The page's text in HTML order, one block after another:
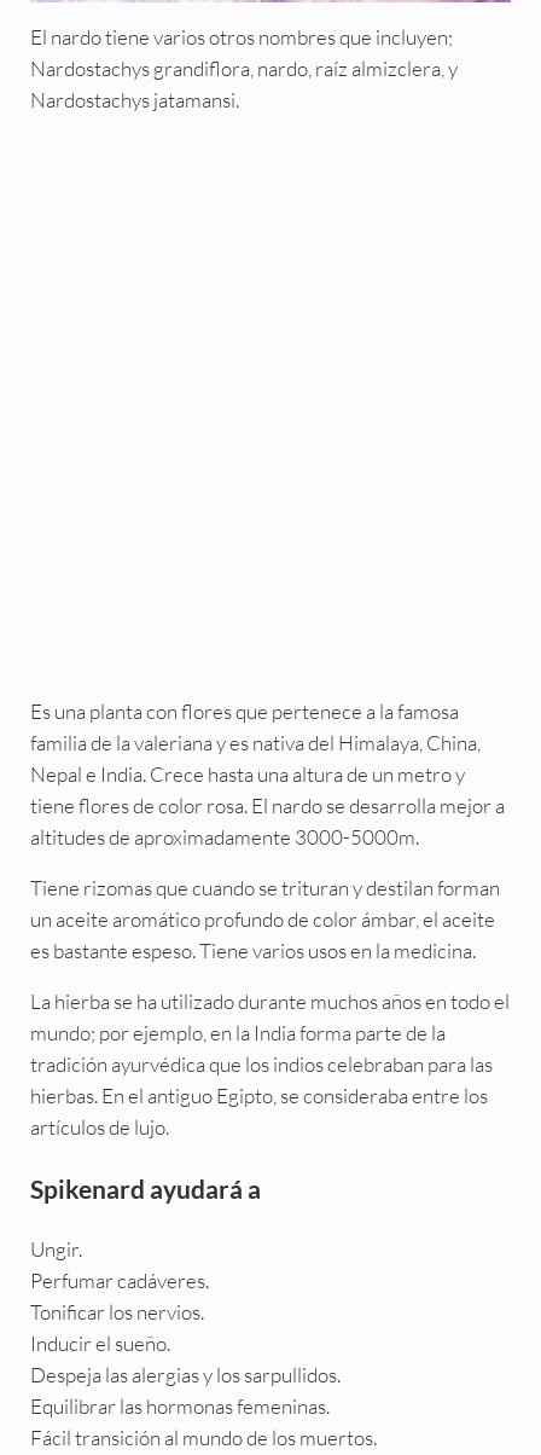
El nardo tiene varios otros nombres que incluyen;
Nardostachys grandiflora, nardo, raíz almizclera, y
Nardostachys jatamansi.
Es una planta con flores que pertenece a la famosa
familia de la valeriana y es nativa del Himalaya, China,
Nepal e India. Crece hasta una altura de un metro y
tiene flores de color rosa. El nardo se desarrolla mejor a
altitudes de aproximadamente 3000-5000m.
Tiene rizomas que cuando se trituran y destilan forman
un aceite aromático profundo de color ámbar, el aceite
es bastante espeso. Tiene varios usos en la medicina.
La hierba se ha utilizado durante muchos años en todo el
mundo; por ejemplo, en la India forma parte de la
tradición ayurvédica que los indios celebraban para las
hierbas. En el antiguo Egipto, se consideraba entre los
artículos de lujo.
Spikenard ayudará a
Ungir.
Perfumar cadáveres.
Tonificar los nervios.
Inducir el sueño.
Despeja las alergias y los sarpullidos.
Equilibrar las hormonas femeninas.
Fácil transición al mundo de los muertos.